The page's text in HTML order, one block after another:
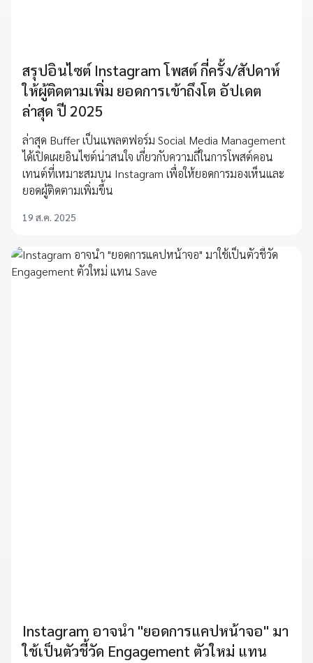
สรุปอินไซต์ Instagram โพสต์ กี่ครั้ง/สัปดาห์
ให้ผู้ติดตามเพิ่ม ยอดการเข้าถึงโต อัปเดต
ล่าสุด ปี 2025
ล่าสุด Buffer เป็นแพลตฟอร์ม Social Media Management
ได้เปิดเผยอินไซต์น่าสนใจ เกี่ยวกับความถี่ในการโพสต์คอน
เทนต์ที่เหมาะสมบน Instagram เพื่อให้ยอดการมองเห็นและ
ยอดผู้ติดตามเพิ่มขึ้น
19 ส.ค. 2025
Instagram อาจนำ "ยอดการแคปหน้าจอ" มา
ใช้เป็นตัวชี้วัด Engagement ตัวใหม่ แทน